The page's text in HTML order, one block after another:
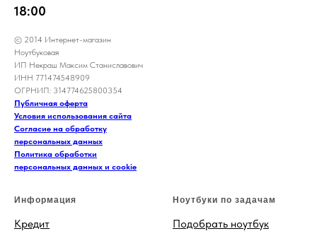
18:00
© 2014 Интернет-магазин
Ноутбуковая
ИП Некраш Максим Станиславович
ИНН 771474548909
ОГРНИП: 314774625800354
Публичная оферта
Условия использования сайта
Согласие на обработку
персональных данных
Политика обработки
персональных данных и cookie
Информация
Кредит
Ноутбуки по задачам
Подобрать ноутбук